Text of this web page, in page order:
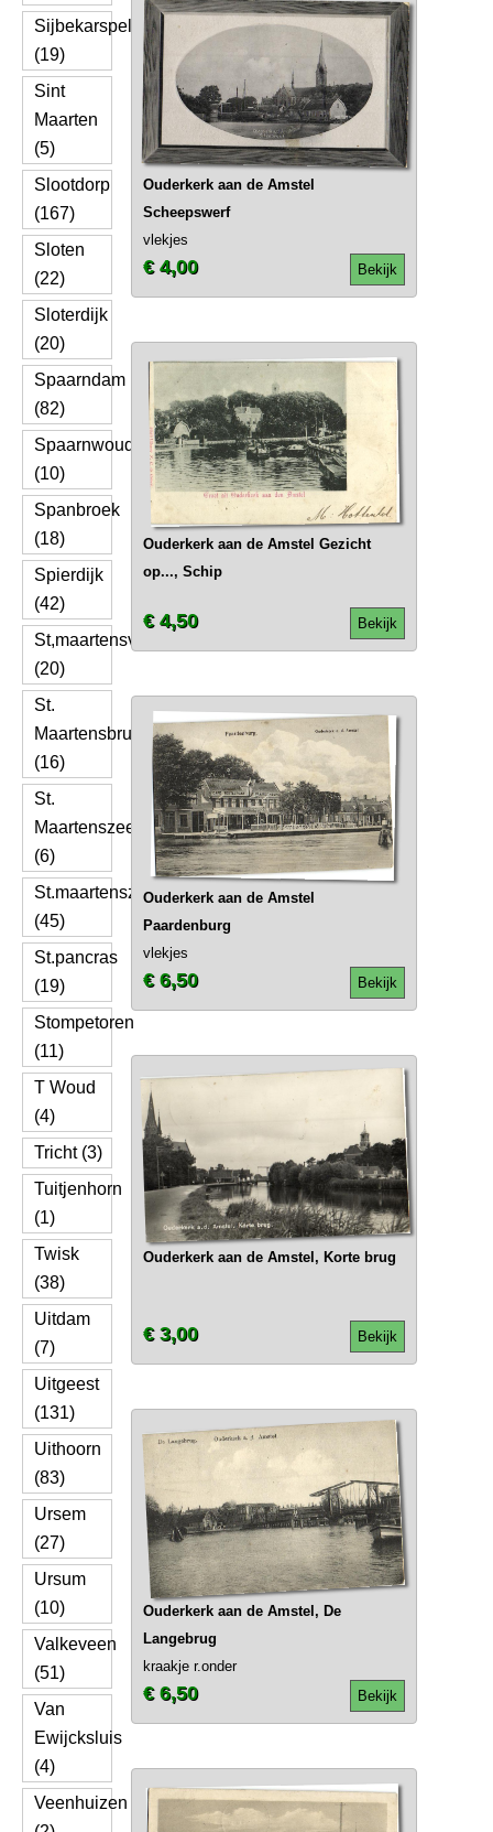
Sijbekarspel
(19)
Sint
Maarten
(5)
Slootdorp
(167)
Sloten
(22)
Sloterdijk
(20)
Spaarndam
(82)
Spaarnwoude
(10)
Spanbroek
(18)
Spierdijk
(42)
St,maartensvlotbrug
(20)
St.
Maartensbrug
(16)
St.
Maartenszee
(6)
St.maartenszee
(45)
St.pancras
(19)
Stompetoren
(11)
T Woud
(4)
Tricht (3)
Tuitjenhorn
(1)
Twisk
(38)
Uitdam
(7)
Uitgeest
(131)
Uithoorn
(83)
Ursem
(27)
Ursum
(10)
Valkeveen
(51)
Van
Ewijcksluis
(4)
Veenhuizen
Ouderkerk aan de Amstel
Scheepswerf
vlekjes
Bekijk
€ 4,00
Ouderkerk aan de Amstel Gezicht
op..., Schip
Bekijk
€ 4,50
Ouderkerk aan de Amstel
Paardenburg
vlekjes
Bekijk
€ 6,50
Ouderkerk aan de Amstel, Korte brug
Bekijk
€ 3,00
Ouderkerk aan de Amstel, De
Langebrug
kraakje r.onder
Bekijk
€ 6,50